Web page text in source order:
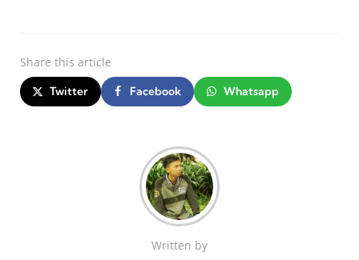
Share this article
Twitter Facebook Whatsapp
Written by